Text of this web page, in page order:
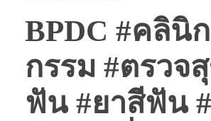
BPDC #คลินิ
กรรม #ตรวจ
ฟัน #ยาสีฟัน